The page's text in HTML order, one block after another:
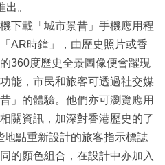
。
下載「城市景昔」手機應用程
AR時鐘」，由歷史照片或香
360度歷史全景圖像便會躍現
能，市民和旅客可透過社交媒
」的體驗。他們亦可瀏覽應用
關資訊，加深對香港歷史的了
點重新設計的旅客指示標誌
的顏色組合，在設計中亦加入